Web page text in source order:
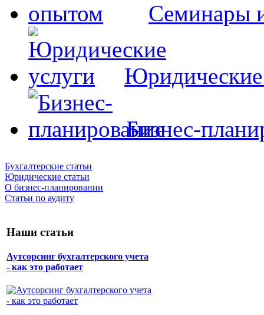
Семинары
Юридические
Бизнес-
Бухгалтерские статьи
Юридические статьи
О бизнес-планировании
Статьи по аудиту
Наши статьи
Аутсорсинг бухгалтерского учета
- как это работает